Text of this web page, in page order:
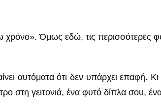
Όμως εδώ, τις περισσότερες
αυτόματα ότι δεν υπάρχει επαφή.
στη γειτονιά, ένα φυτό δίπλα σου,